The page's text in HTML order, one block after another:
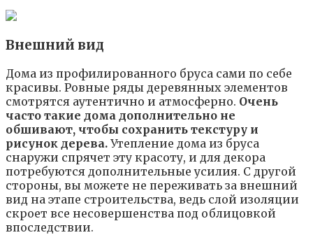
Внешний вид
Дома из профилированного бруса сами по себе
красивы. Ровные ряды деревянных элементов
смотрятся аутентично и атмосферно. Очень
часто такие дома дополнительно не
обшивают, чтобы сохранить текстуру и
рисунок дерева. Утепление дома из бруса
снаружи спрячет эту красоту, и для декора
потребуются дополнительные усилия. С другой
стороны, вы можете не переживать за внешний
вид на этапе строительства, ведь слой изоляции
скроет все несовершенства под облицовкой
впоследствии.